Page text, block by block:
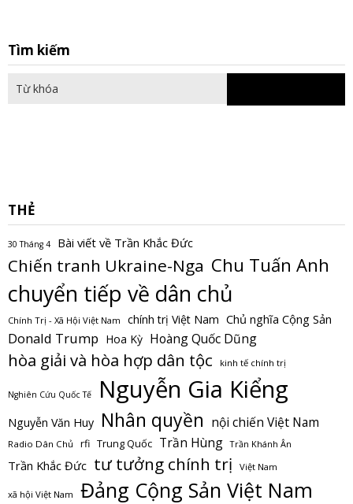
Tìm kiếm
THẺ
30 Tháng 4 Bài viết về Trần Khắc Đức
Chiến tranh Ukraine-Nga Chu Tuấn Anh
chuyển tiếp về dân chủ
Chính Trị - Xã Hội Việt Nam chính trị Việt Nam Chủ nghĩa Cộng Sản
Donald Trump Hoa Kỳ Hoàng Quốc Dũng
hòa giải và hòa hợp dân tộc kinh tế chính trị
Nghiên Cứu Quốc Tế Nguyễn Gia Kiểng
Nguyễn Văn Huy Nhân quyền nội chiến Việt Nam
Radio Dân Chủ rfi Trung Quốc Trần Hùng Trần Khánh Ân
Trần Khắc Đức tư tưởng chính trị Việt Nam
xã hội Việt Nam Đảng Cộng Sản Việt Nam